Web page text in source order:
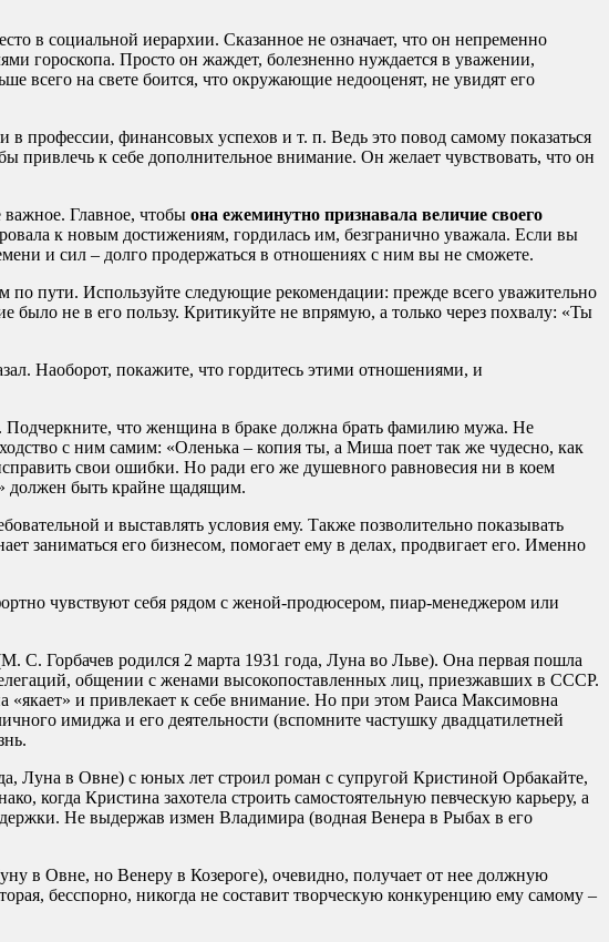
в социальной иерархии. Сказанное не означает, что он непременно
гороскопа. Просто он жаждет, болезненно нуждается в уважении,
всего на свете боится, что окружающие недооценят, не увидят его
профессии, финансовых успехов и т. п. Ведь это повод самому показаться
привлечь к себе дополнительное внимание. Он желает чувствовать, что он
Главное, чтобы она ежеминутно признавала величие своего
к новым достижениям, гордилась им, безгранично уважала. Если вы
и сил – долго продержаться в отношениях с ним вы не сможете.
по пути. Используйте следующие рекомендации: прежде всего уважительно
было не в его пользу. Критикуйте не впрямую, а только через похвалу: «Ты
Наоборот, покажите, что гордитесь этими отношениями, и
Подчеркните, что женщина в браке должна брать фамилию мужа. Не
с ним самим: «Оленька – копия ты, а Миша поет так же чудесно, как
свои ошибки. Но ради его же душевного равновесия ни в коем
должен быть крайне щадящим.
и выставлять условия ему. Также позволительно показывать
заниматься его бизнесом, помогает ему в делах, продвигает его. Именно
чувствуют себя рядом с женой-продюсером, пиар-менеджером или
С. Горбачев родился 2 марта 1931 года, Луна во Льве). Она первая пошла
общении с женами высокопоставленных лиц, приезжавших в СССР.
«якает» и привлекает к себе внимание. Но при этом Раиса Максимовна
имиджа и его деятельности (вспомните частушку двадцатилетней
Луна в Овне) с юных лет строил роман с супругой Кристиной Орбакайте,
когда Кристина захотела строить самостоятельную певческую карьеру, а
Не выдержав измен Владимира (водная Венера в Рыбах в его
в Овне, но Венеру в Козероге), очевидно, получает от нее должную
бесспорно, никогда не составит творческую конкуренцию ему самому –